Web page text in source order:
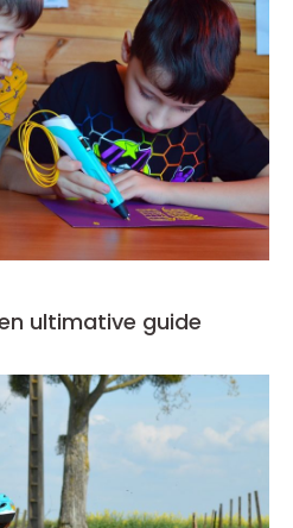
ultimative guide